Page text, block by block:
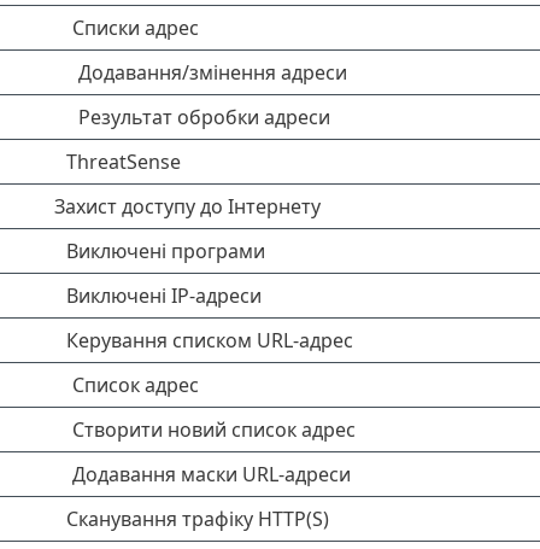
Списки адрес
Додавання/змінення адреси
Результат обробки адреси
ThreatSense
Захист доступу до Інтернету
Виключені програми
Виключені IP-адреси
Керування списком URL-адрес
Список адрес
Створити новий список адрес
Додавання маски URL-адреси
Сканування трафіку HTTP(S)